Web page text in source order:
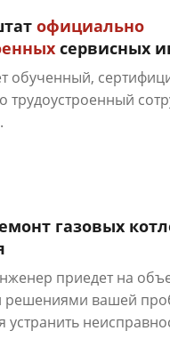
официально
сервисных
обученный,
трудоустроенный
газовых
приедет на
вашей
устранить